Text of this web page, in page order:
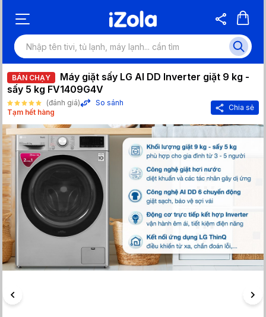
BÁN CHẠY
Máy giặt sấy LG AI DD Inverter giặt 9 kg -
sấy 5 kg FV1409G4V
(đánh giá)
So sánh
Tạm hết hàng
Chia sẻ